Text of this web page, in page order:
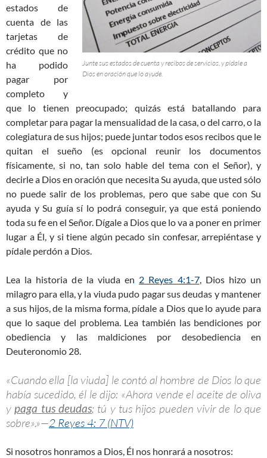
Junte sus estados de cuenta y recibos de servicios, y pídale a
Dios en oración que lo ayude.
estados de
cuenta de las
tarjetas de
crédito que no
ha podido
pagar por
completo y
que lo tienen preocupado; quizás está batallando para
completar para pagar la mensualidad de la casa, o del carro, o la
colegiatura de sus hijos; puede juntar todos esos recibos que le
quitan el sueño (es opcional reunir los documentos
físicamente, si no, tan solo hable del tema con el Señor), y
decirle a Dios en oración que necesita Su ayuda, que usted sólo
no puede salir de los problemas, pero que sabe que con Su
ayuda y Su guía sí lo podrá conseguir, ya que está poniendo
toda su fe en el Señor. Dígale a Dios que lo va a poner en primer
lugar a Él, y si tiene algún pecado sin confesar, arrepiéntase y
pídale perdón a Dios.
Lea la historia de la viuda en 2 Reyes 4:1-7, Dios hizo un
milagro para ella, y la viuda pudo pagar sus deudas y mantener
a sus hijos, de la misma forma, pídale a Dios que lo ayude para
que lo saque del problema. Lea también las bendiciones por
obediencia y las maldiciones por desobediencia en
Deuteronomio 28.
«Cuando ella [la viuda] le contó al hombre de Dios lo que
había sucedido, él le dijo: «Ahora vende el aceite de oliva
ypaga tus deudas; tú y tus hijos pueden vivir de lo que
sobre».»—2 Reyes 4: 7 (NTV)
Si nosotros honramos a Dios, Él nos honrará a nosotros: